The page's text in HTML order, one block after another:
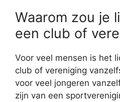
Waarom zou je
een club of
Voor veel mensen is het
club of vereniging
voor veel jongeren
zijn van een